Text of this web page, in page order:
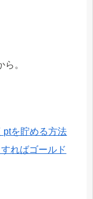
。
ptを貯める方法
ればゴールド